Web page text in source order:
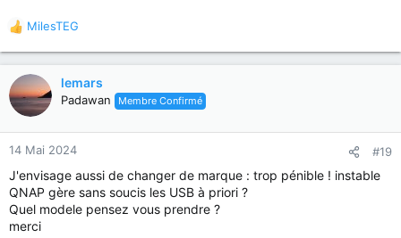
R
é
a
c
t
o
n
:
MilesTEG
lemars
Padawan Membre Confirmé
14 Mai 2024 #19
J'envisage aussi de changer de marque : trop pénible ! instable
QNAP gère sans soucis les USB à priori ?
Quel modele pensez vous prendre ?
merci